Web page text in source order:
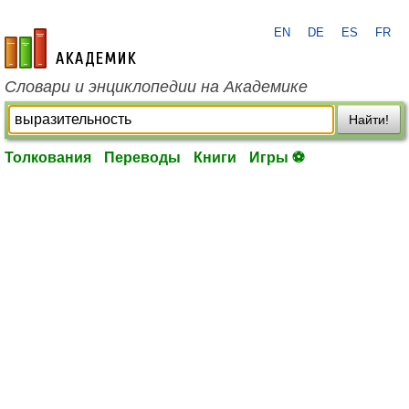
academic.ru
EN DE ES FR
Словари и энциклопедии на Академике
Найти!
Толкования Переводы Книги Игры ⚽